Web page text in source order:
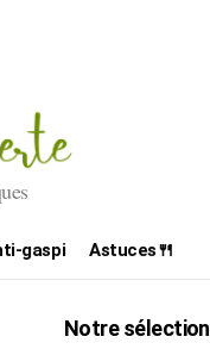
gaspi Astuces🍴
Notre sélection